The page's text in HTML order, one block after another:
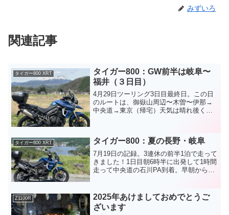
みずいろ
関連記事
タイガー800 XRT
タイガー800：GW前半は岐阜〜
福井（３日目）
4月29日ツーリング3日目最終日。この日
のルートは、御嶽山周辺〜木曽〜伊那→
中央道→東京（帰宅）天気は晴れ後くも
りもり食べて出発！高山のアルファワン
はメシがウマい！！連...
タイガー800 XRT タイガー800：夏の長野・岐阜
7月19日の記録。3連休の前半1泊で走って
きました！1日目朝6時半に出発して1時間
走って中央道の石川PA到着。早朝から暑
いの外涼しくて甲府周辺は24℃くらいで
した。中央...
Z1100R
2025年あけましておめでとうご
ざいます